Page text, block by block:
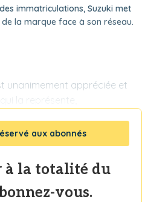
immatriculations, Suzuki met
la marque face à son réseau.
unanimement appréciée et
aux abonnés
à la totalité du
vous.